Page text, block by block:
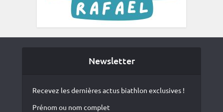
Newsletter
Recevez les dernières actus biathlon exclusives !
Prénom ou nom complet